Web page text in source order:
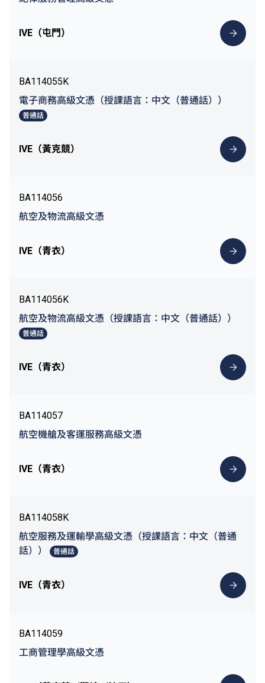
IVE（屯門）
BA114055K
電子商務高級文憑（授課語言：中文（普通話））
普通話
IVE（黃克競）
BA114056
航空及物流高級文憑
IVE（青衣）
BA114056K
航空及物流高級文憑（授課語言：中文（普通話））
普通話
IVE（青衣）
BA114057
航空機艙及客運服務高級文憑
IVE（青衣）
BA114058K
航空服務及運輸學高級文憑（授課語言：中文（普通
話））
普通話
IVE（青衣）
BA114059
工商管理學高級文憑